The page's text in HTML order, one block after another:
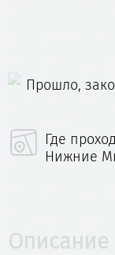
Прошло,
Где
Нижние
Описание